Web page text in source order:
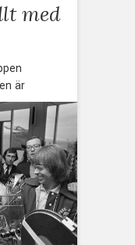
med
n är